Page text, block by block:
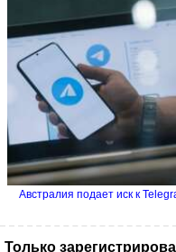
Австралия подает иск к
Только